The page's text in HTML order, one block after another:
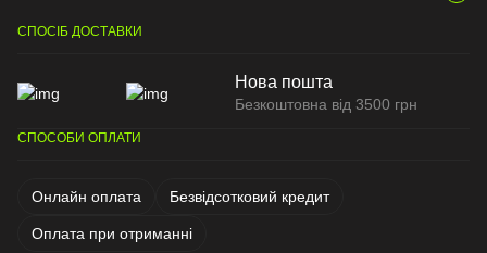
СПОСІБ ДОСТАВКИ
Нова пошта
Безкоштовна від 3500 грн
СПОСОБИ ОПЛАТИ
Онлайн оплата Безвідсотковий кредит
Оплата при отриманні